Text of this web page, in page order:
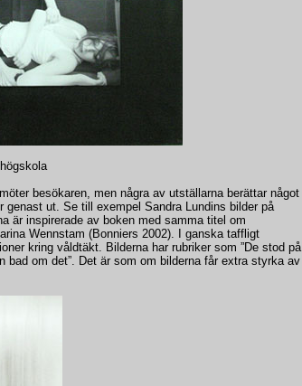
besökaren, men några av utställarna berättar något
ut. Se till exempel Sandra Lundins bilder på
är inspirerade av boken med samma titel om
Wennstam (Bonniers 2002). I ganska taffligt
kring våldtäkt. Bilderna har rubriker som ”De stod på
bad om det”. Det är som om bilderna får extra styrka av